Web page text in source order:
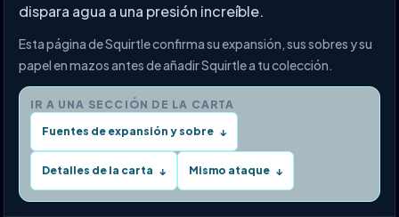
dispara agua a una presión increíble.
Esta página de Squirtle confirma su expansión, sus sobres y su
papel en mazos antes de añadir Squirtle a tu colección.
IR A UNA SECCIÓN DE LA CARTA
Fuentes de expansión y sobre ↓
Detalles de la carta ↓ Mismo ataque ↓